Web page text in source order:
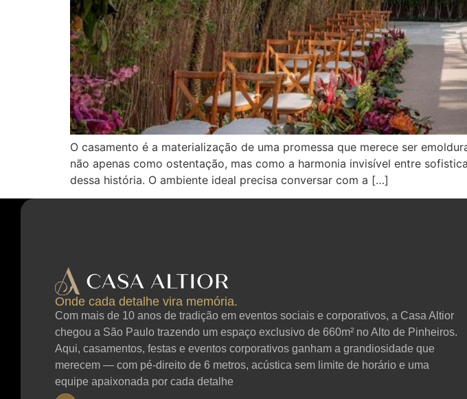
O casamento é a materialização de uma promessa que merece ser
não apenas como ostentação, mas como a harmonia invisível entre
dessa história. O ambiente ideal precisa conversar com a […]
Onde cada detalhe vira memória.
Com mais de 10 anos de tradição em eventos sociais e corporativos, a Casa Altior
chegou a São Paulo trazendo um espaço exclusivo de 660m² no Alto de Pinheiros.
Aqui, casamentos, festas e eventos corporativos ganham a grandiosidade que
merecem — com pé-direito de 6 metros, acústica sem limite de horário e uma
equipe apaixonada por cada detalhe